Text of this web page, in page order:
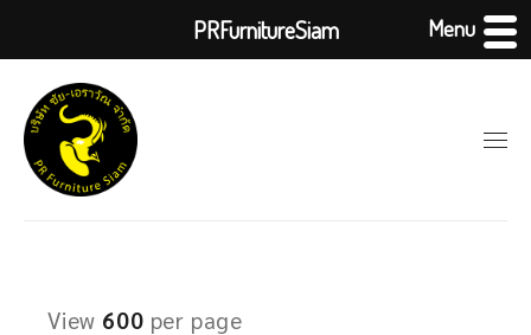
View 600 per page
PRFurnitureSiam Menu